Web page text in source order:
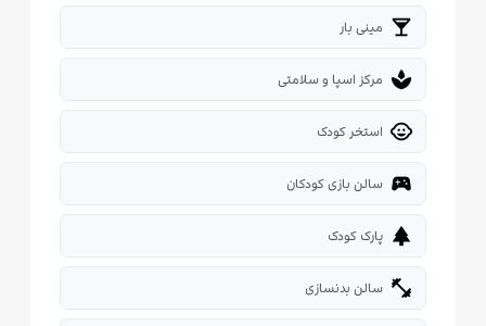
local_bar مینی بار
spa مرکز اسپا و سلامتی
child_care استخر کودک
sports_esports سالن بازی کودکان
park پارک کودک
fitness_center سالن بدنسازی